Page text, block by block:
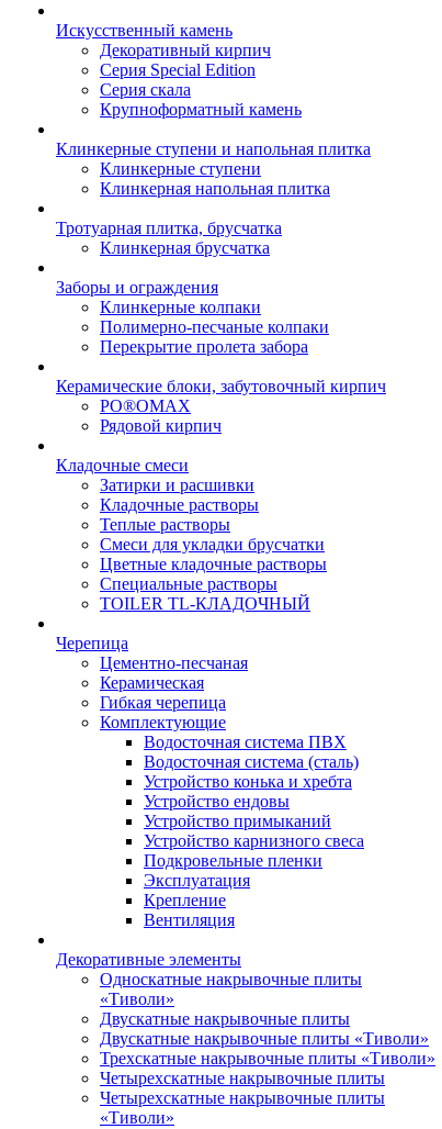
Искусственный камень
Декоративный кирпич
Серия Special Edition
Серия скала
Крупноформатный камень
Клинкерные ступени и напольная плитка
Клинкерные ступени
Клинкерная напольная плитка
Тротуарная плитка, брусчатка
Клинкерная брусчатка
Заборы и ограждения
Клинкерные колпаки
Полимерно-песчаные колпаки
Перекрытие пролета забора
Керамические блоки, забутовочный кирпич
PO®OMAX
Рядовой кирпич
Кладочные смеси
Затирки и расшивки
Кладочные растворы
Теплые растворы
Смеси для укладки брусчатки
Цветные кладочные растворы
Специальные растворы
TOILER TL-КЛАДОЧНЫЙ
Черепица
Цементно-песчаная
Керамическая
Гибкая черепица
Комплектующие
Водосточная система ПВХ
Водосточная система (сталь)
Устройство конька и хребта
Устройство ендовы
Устройство примыканий
Устройство карнизного свеса
Подкровельные пленки
Эксплуатация
Крепление
Вентиляция
Декоративные элементы
Односкатные накрывочные плиты
«Тиволи»
Двускатные накрывочные плиты
Двускатные накрывочные плиты «Тиволи»
Трехскатные накрывочные плиты «Тиволи»
Четырехскатные накрывочные плиты
Четырехскатные накрывочные плиты
«Тиволи»